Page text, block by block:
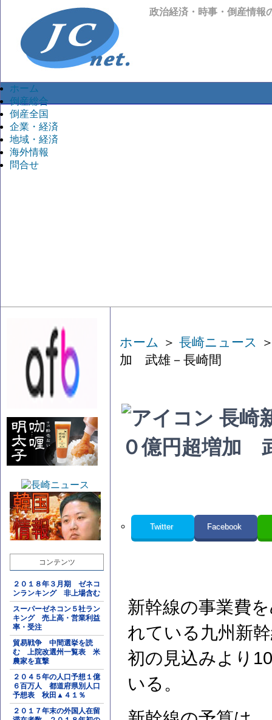
政治経済・時事・倒産情報
ホーム
倒産総合
倒産全国
企業・経済
地域・経済
海外情報
問合せ
コンテンツ
２０１８年３月期 ゼネコ
ンランキング 非上場含む
スーパーゼネコン５社ラン
キング 売上高・営業利益
率・受注
貿易戦争 中間選挙を読
む 上院改選州一覧表 米
農家を直撃
２０４５年の人口予想１億
６百万人 都道府県別人口
予想表 秋田▲４１％
２０１７年末の外国人在留
ホーム ＞ 長崎ニュース
加 武雄－長崎間
長崎
０億円超増加
Twitter Facebook
新幹線の事業費
れている九州新
初の見込みより
いる。